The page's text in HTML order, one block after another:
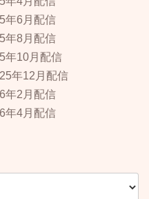
年6月配信
年8月配信
年10月配信
年12月配信
年2月配信
年4月配信